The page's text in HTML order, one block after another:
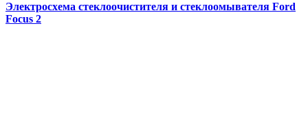
Электросхема стеклоочистителя и стеклоомывателя Ford
Focus 2